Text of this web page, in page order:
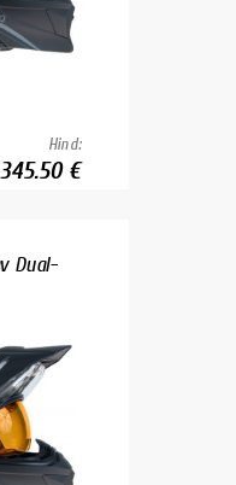
Hind:
345.50 €
Dual-